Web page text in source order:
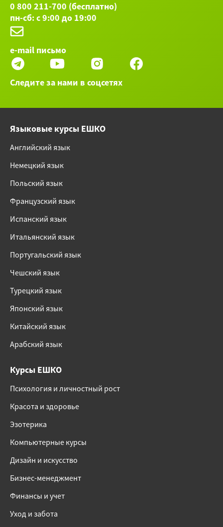
0 800 211-700 (бесплатно)
пн-сб: с 9:00 до 19:00
e-mail письмо
Следите за нами в соцсетях
Языковые курсы ЕШКО
Английский язык
Немецкий язык
Польский язык
Французский язык
Испанский язык
Итальянский язык
Португальский язык
Чешский язык
Турецкий язык
Японский язык
Китайский язык
Арабский язык
Курсы ЕШКО
Психология и личностный рост
Красота и здоровье
Эзотерика
Компьютерные курсы
Дизайн и искусство
Бизнес-менеджмент
Финансы и учет
Уход и забота